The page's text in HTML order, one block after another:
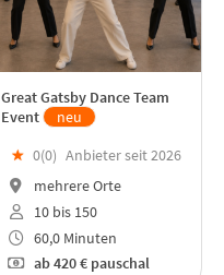
Great Gatsby Dance Team
Event
neu
★ 0(0) Anbieter seit 2026
mehrere Orte
10 bis 150
60,0 Minuten
ab420 € pauschal